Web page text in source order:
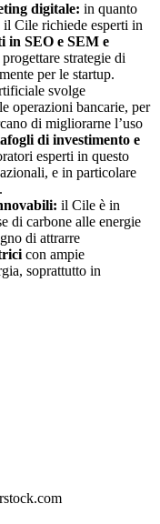
digitale: in quanto
Cile richiede esperti in
in SEO e SEM e
strategie di
per le startup.
svolge
operazioni bancarie, per
di migliorarne l’uso
di investimento e
esperti in questo
e in particolare
il Cile è in
di carbone alle energie
di attrarre
con ampie
soprattutto in